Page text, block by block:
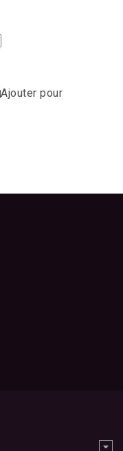
Ajouter pour